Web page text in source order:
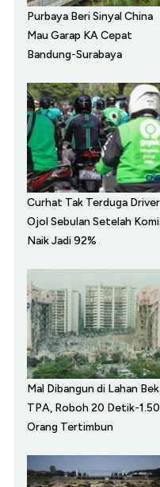
Purbaya Beri Sinyal China
Mau Garap KA Cepat
Bandung-Surabaya
Curhat Tak Terduga Driver
Ojol Sebulan Setelah
Naik Jadi 92%
Mal Dibangun di Lahan
TPA, Roboh 20 Detik-
Orang Tertimbun